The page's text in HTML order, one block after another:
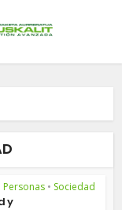
Personas • Sociedad
y